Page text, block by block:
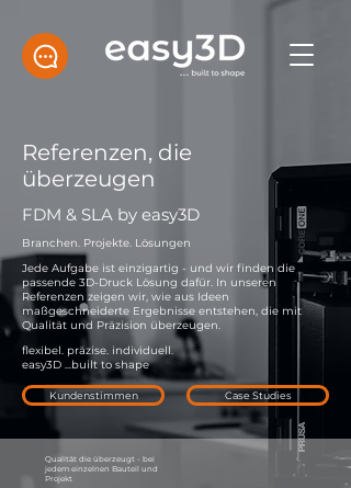
Referenzen, die
überzeugen
FDM & SLA by easy3D
Branchen. Projekte. Lösungen
Jede Aufgabe ist einzigartig - und wir finden die
passende 3D-Druck Lösung dafür. In unseren
Referenzen zeigen wir, wie aus Ideen
maßgeschneiderte Ergebnisse entstehen, die mit
Qualität und Präzision überzeugen.
flexibel. präzise. individuell.
easy3D ...built to shape
Kundenstimmen Case Studies
Qualität die überzeugt - bei
jedem einzelnen Bauteil und
Projekt